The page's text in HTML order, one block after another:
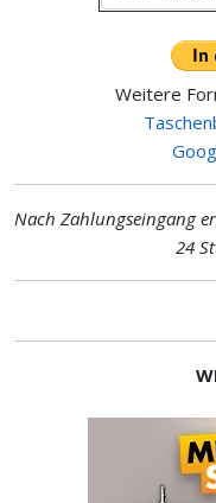
Weitere
Nach Zahlungseingang
24